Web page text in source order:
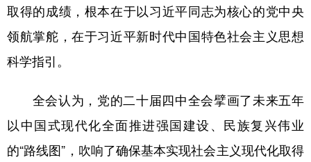
取得的成绩，根本在于以习近平同志为核心的党中央
领航掌舵，在于习近平新时代中国特色社会主义思想
科学指引。
全会认为，党的二十届四中全会擘画了未来五年
以中国式现代化全面推进强国建设、民族复兴伟业
的“路线图”，吹响了确保基本实现社会主义现代化取得